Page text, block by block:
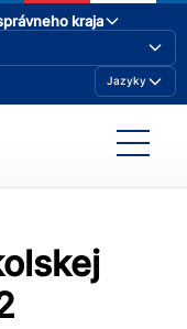
kraja
Jazyky